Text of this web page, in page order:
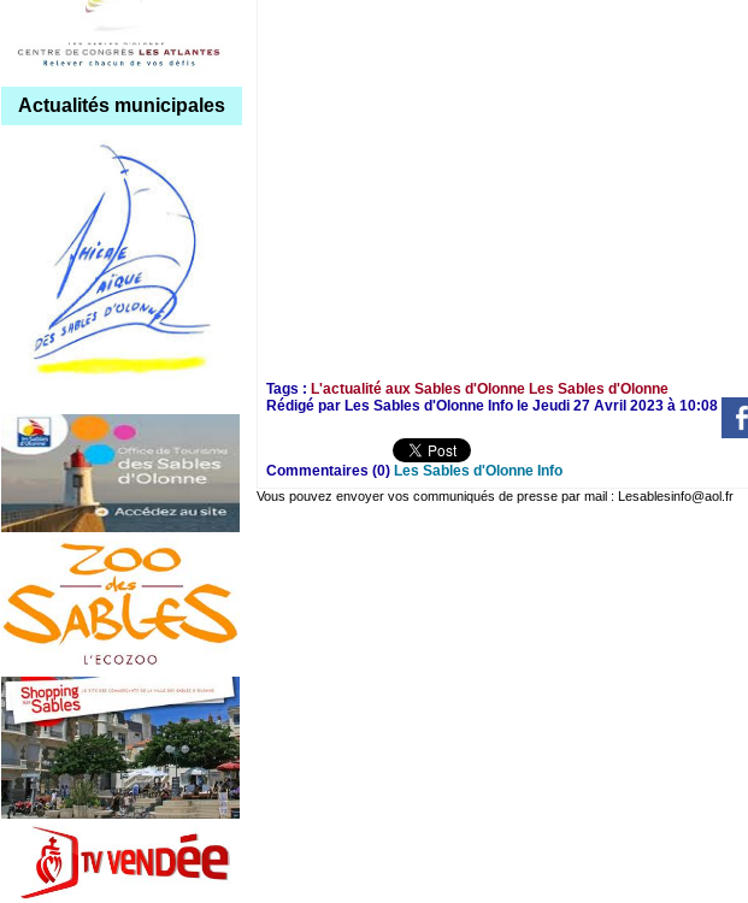
Actualités municipales
Tags : L'actualité aux Sables d'Olonne Les Sables d'Olonne
Rédigé par Les Sables d'Olonne Info le Jeudi 27 Avril 2023 à 10:08
Commentaires (0) Les Sables d'Olonne Info
Vous pouvez envoyer vos communiqués de presse par mail : Lesablesinfo@aol.fr